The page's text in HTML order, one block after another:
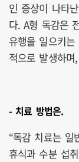
인 증상이 나타
다. A형 독감은
유행을 일으키
적으로 발생하
- 치료 방법은.
“독감 치료는 일
휴식과 수분 섭